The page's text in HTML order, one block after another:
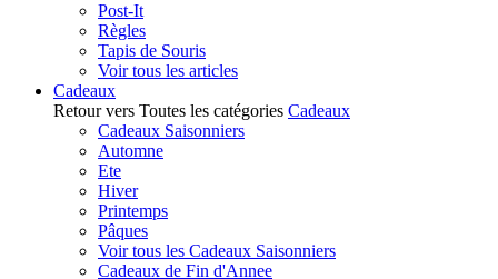
Post-It
Règles
Tapis de Souris
Voir tous les articles
Cadeaux
Retour vers Toutes les catégories Cadeaux
Cadeaux Saisonniers
Automne
Ete
Hiver
Printemps
Pâques
Voir tous les Cadeaux Saisonniers
Cadeaux de Fin d'Annee